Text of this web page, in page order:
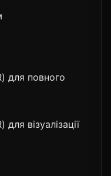
для повного
візуалізації